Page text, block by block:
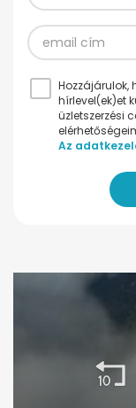
Hozzájárulok,
hírlevel(ek)et
üzletszerzési
Az